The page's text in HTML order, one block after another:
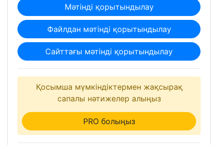
Мәтінді қорытындылау
Файлдан мәтінді қорытындылау
Сайттағы мәтінді қорытындылау
Қосымша мүмкіндіктермен жақсырақ
сапалы нәтижелер алыңыз
PRO болыңыз